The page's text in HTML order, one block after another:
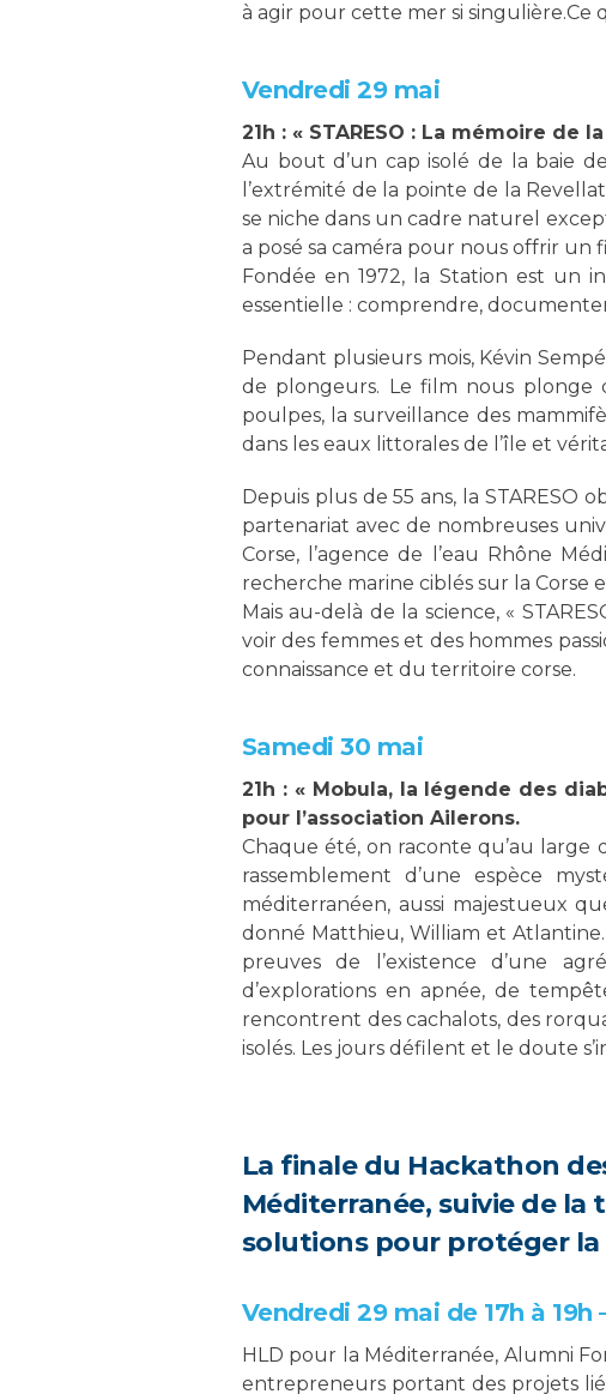
à agir pour cette mer si singulière.Ce
Vendredi 29 mai
21h : « STARESO : La mémoire
Au bout d’un cap isolé de la baie
l’extrémité de la pointe de la
se niche dans un cadre naturel
a posé sa caméra pour nous offrir un
Fondée en 1972, la Station est un
essentielle : comprendre,
Pendant plusieurs mois, Kévin
de plongeurs. Le film nous plonge
poulpes, la surveillance des
dans les eaux littorales de l’île et
Depuis plus de 55 ans, la STARESO
partenariat avec de nombreuses
Corse, l’agence de l’eau Rhône
recherche marine ciblés sur la Corse
Mais au-delà de la science, «
voir des femmes et des hommes
connaissance et du territoire corse.
Samedi 30 mai
21h : « Mobula, la légende des
pour l’association Ailerons.
Chaque été, on raconte qu’au large
rassemblement d’une espèce
méditerranéen, aussi majestueux
donné Matthieu, William et
preuves de l’existence d’une
d’explorations en apnée, de
rencontrent des cachalots, des
isolés. Les jours défilent et le doute
La finale du Hackathon
Méditerranée, suivie de la
solutions pour protéger la
Vendredi 29 mai de 17h à 19h
HLD pour la Méditerranée, Alumni
entrepreneurs portant des projets